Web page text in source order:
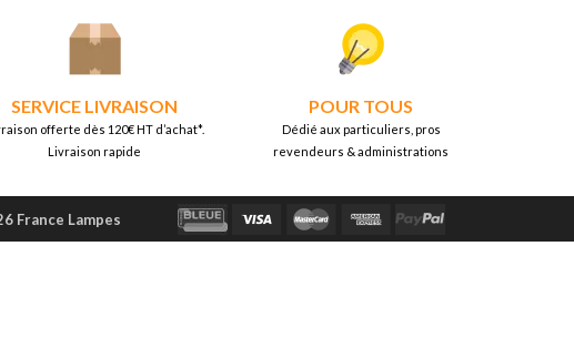
SERVICE LIVRAISON
offerte dès 120€ HT d’achat*.
Livraison rapide
POUR TOUS
Dédié aux particuliers, pros
revendeurs & administrations
France Lampes